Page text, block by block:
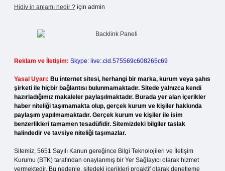
Hidiv in anlamı nedir ? için admin
Reklam ve İletişim: Skype: live:.cid.575569c608265c69
Yasal Uyarı: Bu internet sitesi, herhangi bir marka, kurum veya şahıs
şirketi ile hiçbir bağlantısı bulunmamaktadır. Sitede yalnızca kendi
hazırladığımız makaleler paylaşılmaktadır. Burada yer alan içerikler
haber niteliği taşımamakta olup, gerçek kurum ve kişiler hakkında
paylaşım yapılmamaktadır. Gerçek kurum ve kişiler ile isim
benzerlikleri tamamen tesadüfidir. Sitemizdeki bilgiler taslak
halindedir ve tavsiye niteliği taşımazlar.
Sitemiz, 5651 Sayılı Kanun gereğince Bilgi Teknolojileri ve İletişim
Kurumu (BTK) tarafından onaylanmış bir Yer Sağlayıcı olarak hizmet
vermektedir. Bu nedenle, sitedeki içerikleri proaktif olarak denetleme